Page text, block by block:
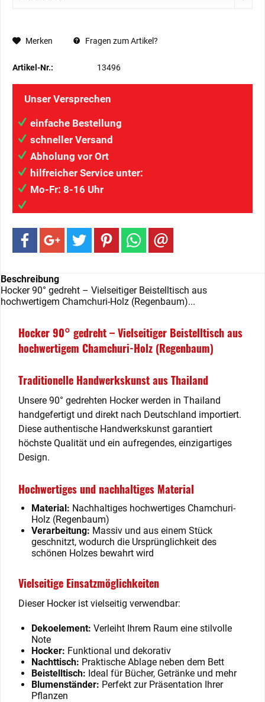
Merken Fragen zum Artikel?
Artikel-Nr.: 13496
Unser Versprechen
einfache Bestellung
schneller Versand
Abholung vor Ort
hilfreicher Service unter:
Mo-Fr: 8-16 Uhr
Beschreibung
Hocker 90° gedreht – Vielseitiger Beistelltisch aus
hochwertigem Chamchuri-Holz (Regenbaum)...
Hocker 90° gedreht – Vielseitiger Beistelltisch aus
hochwertigem Chamchuri-Holz (Regenbaum)
Traditionelle Handwerkskunst aus Thailand
Unsere 90° gedrehten Hocker werden in Thailand
handgefertigt und direkt nach Deutschland importiert.
Diese authentische Handwerkskunst garantiert
höchste Qualität und ein aufregendes, einzigartiges
Design.
Hochwertiges und nachhaltiges Material
Material: Nachhaltiges hochwertiges Chamchuri-
Holz (Regenbaum)
Verarbeitung: Massiv und aus einem Stück
geschnitzt, wodurch die Ursprünglichkeit des
schönen Holzes bewahrt wird
Vielseitige Einsatzmöglichkeiten
Dieser Hocker ist vielseitig verwendbar:
Dekoelement: Verleiht Ihrem Raum eine stilvolle
Note
Hocker: Funktional und dekorativ
Nachttisch: Praktische Ablage neben dem Bett
Beistelltisch: Ideal für Bücher, Getränke und mehr
Blumenständer: Perfekt zur Präsentation Ihrer
Pflanzen